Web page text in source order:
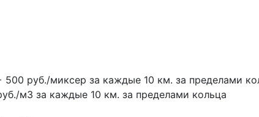
руб./миксер за каждые 10 км. за пределами
м3 за каждые 10 км. за пределами кольца